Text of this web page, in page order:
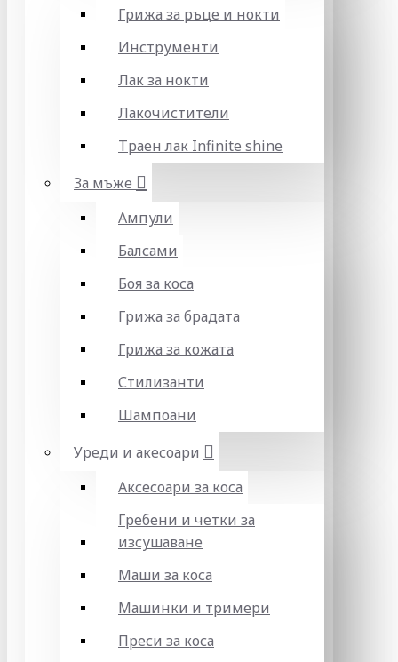
Грижа за ръце и нокти
Инструменти
Лак за нокти
Лакочистители
Траен лак Infinite shine
За мъже
Ампули
Балсами
Боя за коса
Грижа за брадата
Грижа за кожата
Стилизанти
Шампоани
Уреди и акесоари
Аксесоари за коса
Гребени и четки за
изсушаване
Маши за коса
Машинки и тримери
Преси за коса